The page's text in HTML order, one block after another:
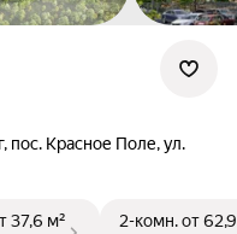
пос. Красное Поле, ул.
37,6 м²
2-комн.от